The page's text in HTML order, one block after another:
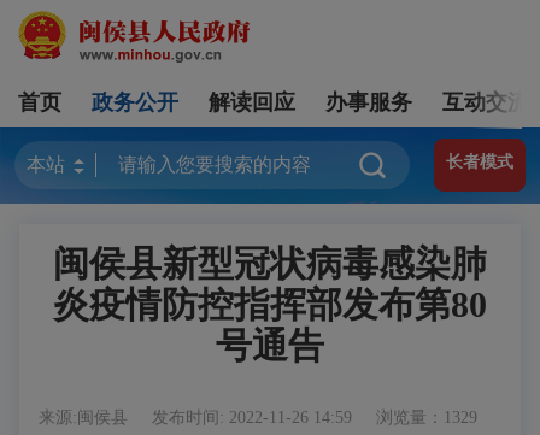
首页 政务公开 解读回应 办事服务 互动交流
长者模式
闽侯县新型冠状病毒感染肺
炎疫情防控指挥部发布第80
号通告
来源:闽侯县 发布时间: 2022-11-26 14:59 浏览量：1329